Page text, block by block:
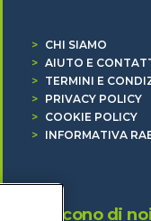
>
CHI SIAMO
> AIUTO E
>
TERMINI E
>
PRIVACY POLICY
>
COOKIE POLICY
>
INFORMATIVA
Dicono di